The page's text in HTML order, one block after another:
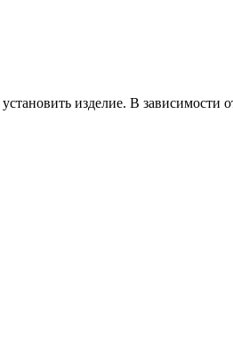
изделие. В зависимости